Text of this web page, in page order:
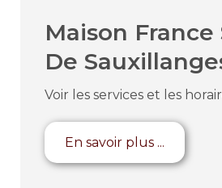
Maison France
De
Voir les services et les
En savoir plus ...